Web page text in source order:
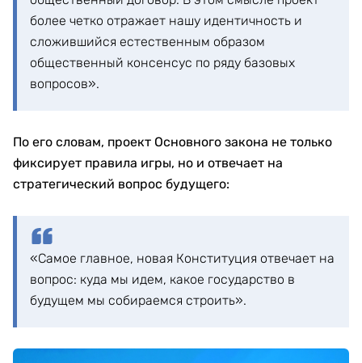
более четко отражает нашу идентичность и
сложившийся естественным образом
общественный консенсус по ряду базовых
вопросов».
По его словам, проект Основного закона не только
фиксирует правила игры, но и отвечает на
стратегический вопрос будущего:
«Самое главное, новая Конституция отвечает на
вопрос: куда мы идем, какое государство в
будущем мы собираемся строить».